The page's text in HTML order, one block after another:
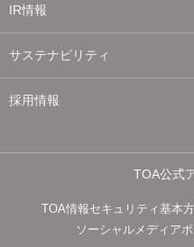
IR情報
サステナビリティ
採用情報
TOA公式
TOA情報セキュリティ基本
ソーシャルメディア